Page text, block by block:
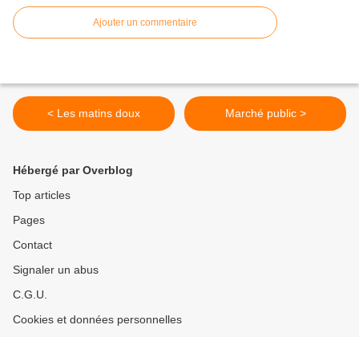
Ajouter un commentaire
< Les matins doux Marché public >
Hébergé par Overblog
Top articles
Pages
Contact
Signaler un abus
C.G.U.
Cookies et données personnelles